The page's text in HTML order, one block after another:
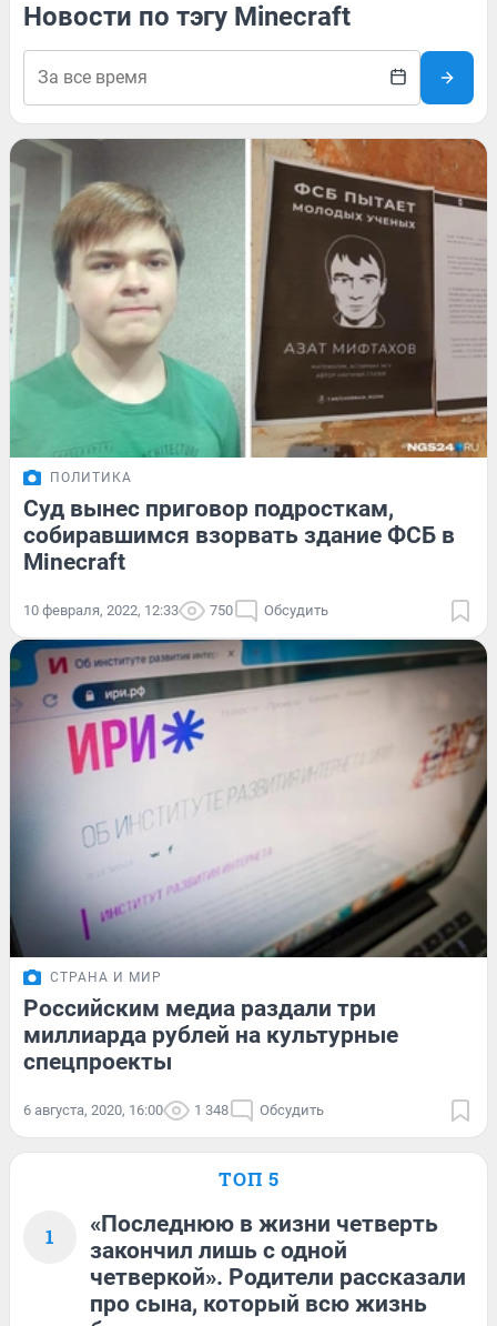
Новости по тэгу Minecraft
ПОЛИТИКА
Суд вынес приговор подросткам,
собиравшимся взорвать здание ФСБ в
Minecraft
10 февраля, 2022, 12:33 750 Обсудить
СТРАНА И МИР
Российским медиа раздали три
миллиарда рублей на культурные
спецпроекты
6 августа, 2020, 16:00 1 348 Обсудить
ТОП 5
1
«Последнюю в жизни четверть
закончил лишь с одной
четверкой». Родители рассказали
про сына, который всю жизнь